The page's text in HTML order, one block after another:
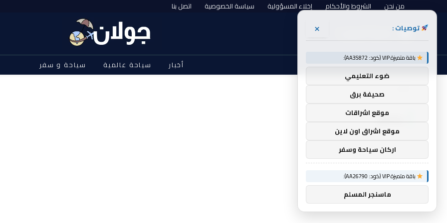
من نحن الشروط والأحكام إخلاء المسؤولية سياسة الخصوصية اتصل بنا
أخبار سياحة عالمية سياحة و سفر
يحمل
توصيات : ×
باقة متميزة VIP (كود: AA35872):
ضوء التعليمي
صحيفة برق
موقع اشراقات
موقع اشراق اون لاين
اركان سياحة وسفر
باقة متميزة VIP (كود: AA26790):
ماسنجر المسلم